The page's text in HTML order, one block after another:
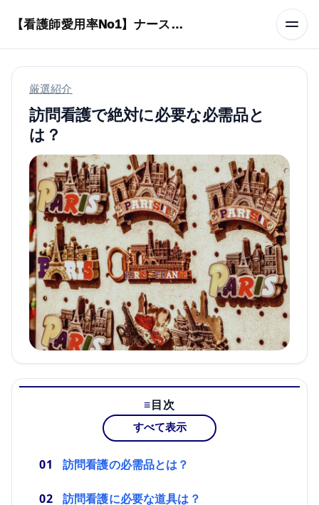
【看護師愛用率No1】ナースリーで人気の商品はコレ
厳選紹介
訪問看護で絶対に必要な必需品と
は？
目次
すべて表示
訪問看護の必需品とは？
訪問看護に必要な道具は？